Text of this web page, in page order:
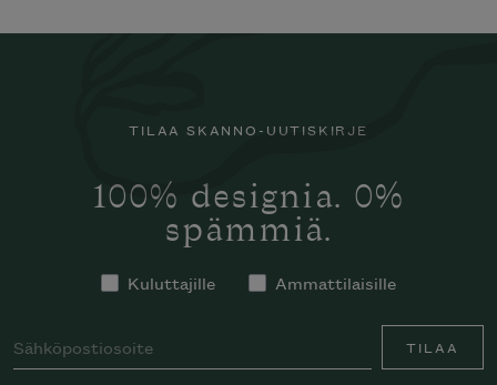
TILAA SKANNO-UUTISKIRJE
100% designia. 0%
spämmiä.
Kuluttajille Ammattilaisille
TILAA